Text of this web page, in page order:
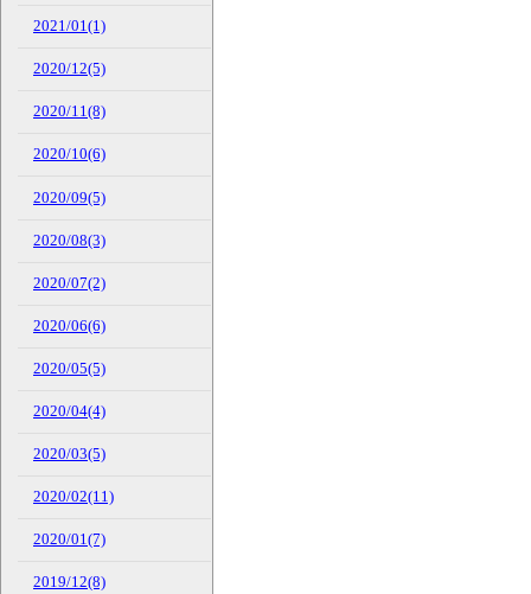
2021/01(1)
2020/12(5)
2020/11(8)
2020/10(6)
2020/09(5)
2020/08(3)
2020/07(2)
2020/06(6)
2020/05(5)
2020/04(4)
2020/03(5)
2020/02(11)
2020/01(7)
2019/12(8)